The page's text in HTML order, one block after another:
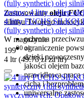
Zastosowanieoleju
silniku Twojego
ochrona
ograniczenie
dzięki
jakości olejem
prawidłowa praca
cicha i
uniwersalne
4 litry FUCHS
(fully synthetic) olej
W magazynie
19900 zł
4 ltr (49.75złza ltr)